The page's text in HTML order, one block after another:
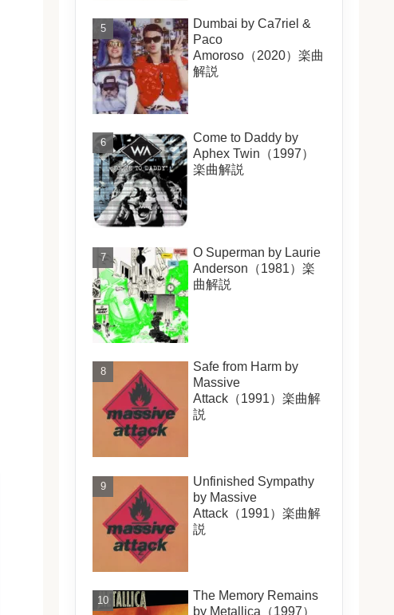
Dumbai by Ca7riel &
Paco
Amoroso（2020）楽曲
解説
Come to Daddy by
Aphex Twin（1997）
楽曲解説
O Superman by Laurie
Anderson（1981）楽
曲解説
Safe from Harm by
Massive
Attack（1991）楽曲解
説
Unfinished Sympathy
by Massive
Attack（1991）楽曲解
説
The Memory Remains
by Metallica（1997）